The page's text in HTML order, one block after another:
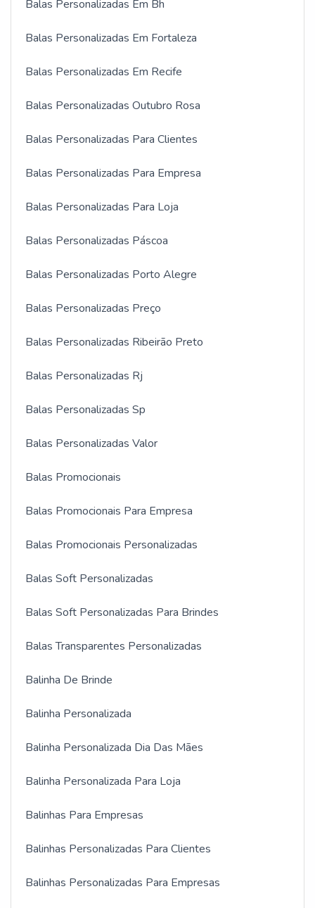
Balas Personalizadas Em Bh
Balas Personalizadas Em Fortaleza
Balas Personalizadas Em Recife
Balas Personalizadas Outubro Rosa
Balas Personalizadas Para Clientes
Balas Personalizadas Para Empresa
Balas Personalizadas Para Loja
Balas Personalizadas Páscoa
Balas Personalizadas Porto Alegre
Balas Personalizadas Preço
Balas Personalizadas Ribeirão Preto
Balas Personalizadas Rj
Balas Personalizadas Sp
Balas Personalizadas Valor
Balas Promocionais
Balas Promocionais Para Empresa
Balas Promocionais Personalizadas
Balas Soft Personalizadas
Balas Soft Personalizadas Para Brindes
Balas Transparentes Personalizadas
Balinha De Brinde
Balinha Personalizada
Balinha Personalizada Dia Das Mães
Balinha Personalizada Para Loja
Balinhas Para Empresas
Balinhas Personalizadas Para Clientes
Balinhas Personalizadas Para Empresas